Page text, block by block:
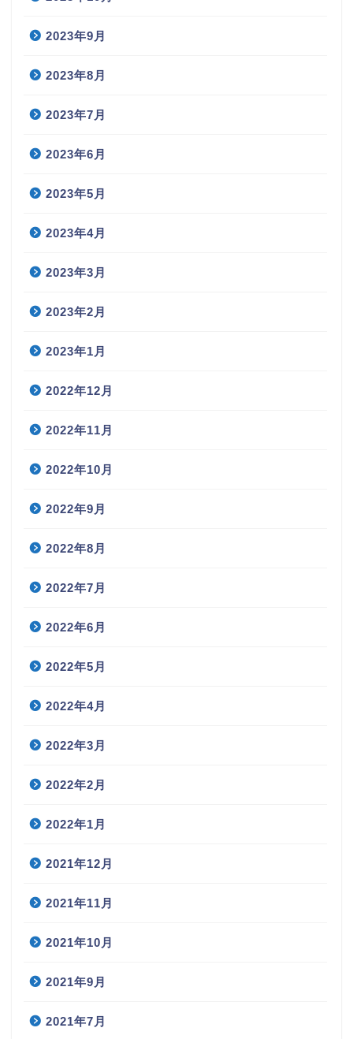
2023年9月
2023年8月
2023年7月
2023年6月
2023年5月
2023年4月
2023年3月
2023年2月
2023年1月
2022年12月
2022年11月
2022年10月
2022年9月
2022年8月
2022年7月
2022年6月
2022年5月
2022年4月
2022年3月
2022年2月
2022年1月
2021年12月
2021年11月
2021年10月
2021年9月
2021年7月